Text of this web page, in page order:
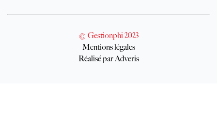
© Gestionphi 2023
Mentions légales
Réalisé par Adveris